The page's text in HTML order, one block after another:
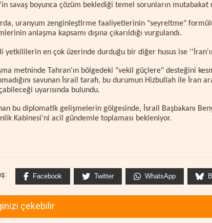
savaş boyunca çözüm beklediği temel sorunların
uranyum zenginleştirme faaliyetlerinin "seyreltme"
anlaşma kapsamı dışına çıkarıldığı vurgulandı.
yetkililerin en çok üzerinde durduğu bir diğer husus ise
metninde Tahran'ın bölgedeki "vekil güçlere" desteğini
savunan İsrail tarafı, bu durumun Hizbullah ile İran
uyarısında bulundu.
bu diplomatik gelişmelerin gölgesinde, İsrail Başbakanı
Kabinesi'ni acil gündemle toplaması bekleniyor.
Facebook Twitter WhatsApp
çekebilir